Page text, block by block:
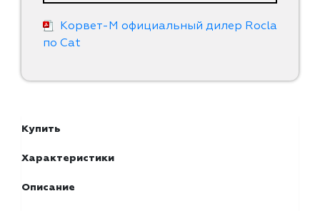
Корвет-М официальный дилер Rocla
по Cat
Купить
Характеристики
Описание